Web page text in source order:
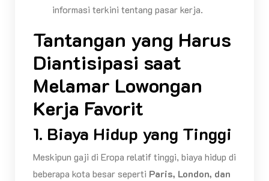
informasi terkini tentang pasar kerja.
Tantangan yang Harus
Diantisipasi saat
Melamar Lowongan
Kerja Favorit
1. Biaya Hidup yang Tinggi
Meskipun gaji di Eropa relatif tinggi, biaya hidup di
beberapa kota besar seperti Paris, London, dan